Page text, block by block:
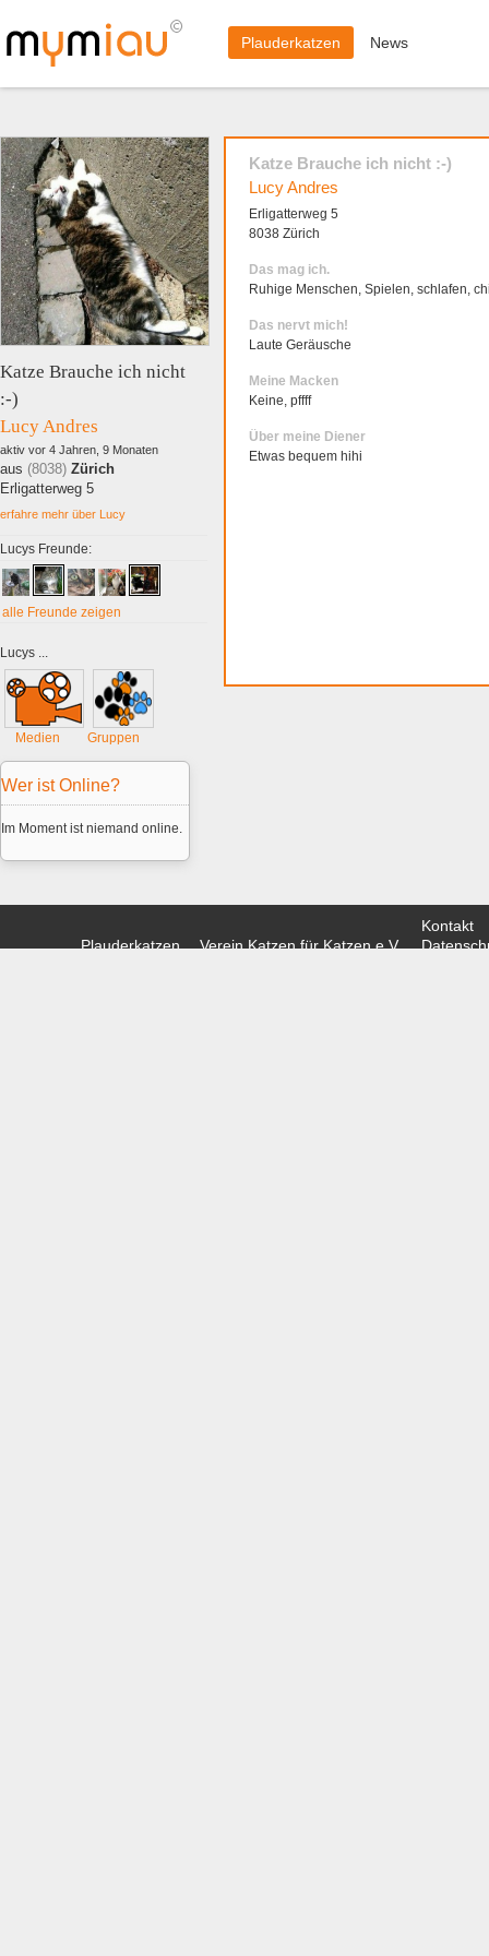
Plauderkatzen News
Katze Brauche ich nicht
:-)
Lucy Andres
aktiv vor 4 Jahren, 9 Monaten
aus (8038) Zürich
Erligatterweg 5
erfahre mehr über Lucy
Lucys Freunde:
alle Freunde zeigen
Lucys ...
Medien Gruppen
Wer ist Online?
Im Moment ist niemand online.
Katze Brauche ich nicht :-)
Lucy Andres
Erligatterweg 5
8038 Zürich
Das mag ich.
Ruhige Menschen, Spielen, schlafen,
Das nervt mich!
Laute Geräusche
Meine Macken
Keine, pffff
Über meine Diener
Etwas bequem hihi
Plauderkatzen Verein Katzen für Katzen e.V.
Kontakt